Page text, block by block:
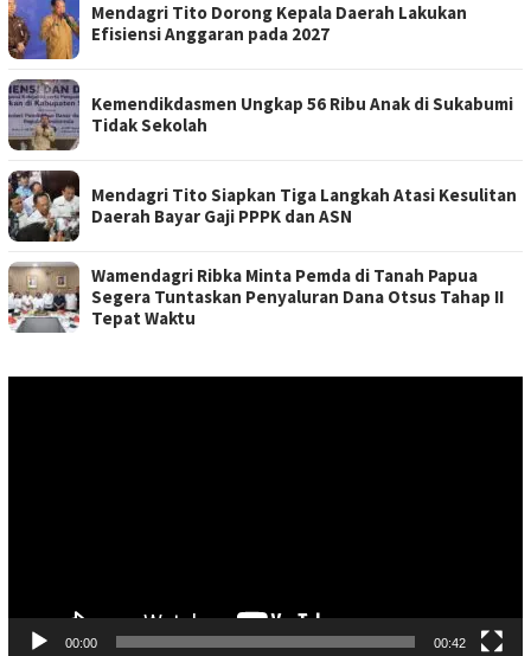
Mendagri Tito Dorong Kepala Daerah Lakukan
Efisiensi Anggaran pada 2027
Kemendikdasmen Ungkap 56 Ribu Anak di Sukabumi
Tidak Sekolah
Mendagri Tito Siapkan Tiga Langkah Atasi Kesulitan
Daerah Bayar Gaji PPPK dan ASN
Wamendagri Ribka Minta Pemda di Tanah Papua
Segera Tuntaskan Penyaluran Dana Otsus Tahap II
Tepat Waktu
00:00 00:42